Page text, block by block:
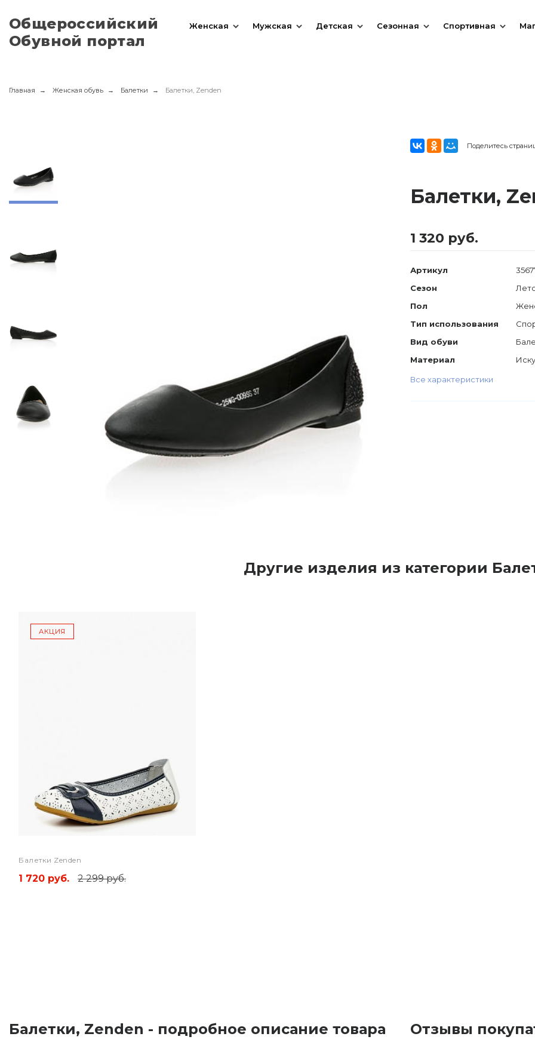
Общероссийский
Обувной портал
Женская Мужская Детская Сезонная Спортивная
Главная Женская обувь Балетки Балетки, Zenden
Поделитесь
Балетки,
1 320 руб.
Артикул
Сезон
Пол
Тип использования
Вид обуви
Материал
Все характеристики
Другие изделия из категории
АКЦИЯ
Балетки Zenden
1 720 руб. 2 299 руб.
Балетки, Zenden - подробное описание товара Отзывы